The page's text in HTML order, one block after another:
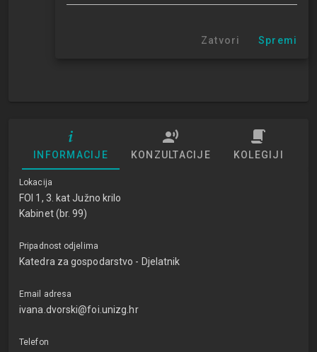
INFORMACIJE KONZULTACIJE KOLEGIJI
Lokacija
FOI 1, 3. kat Južno krilo
Kabinet (br. 99)
Pripadnost odjelima
Katedra za gospodarstvo - Djelatnik
Email adresa
ivana.dvorski@foi.unizg.hr
Telefon
Zatvori Spremi